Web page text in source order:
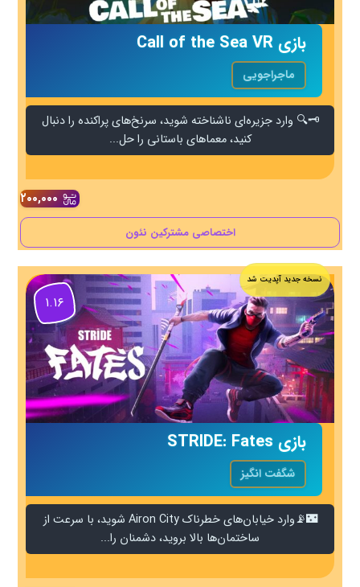
بازی Call of the Sea VR
ماجراجویی
🗝️🔍 وارد جزیره‌ای ناشناخته شوید، سرنخ‌های پراکنده را دنبال
کنید، معماهای باستانی را حل...
۲۰۰,۰۰۰
اختصاصی مشترکین نئون
۱.۱۶
بازی STRIDE: Fates
شگفت انگیز
🌃📡وارد خیابان‌های خطرناک Airon City شوید، با سرعت از
ساختمان‌ها بالا بروید، دشمنان را...
نسخه جدید آپدیت شد